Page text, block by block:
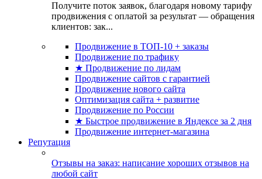
Получите поток заявок, благодаря новому тарифу
продвижения с оплатой за результат — обращения
клиентов: зак...
Продвижение в ТОП-10 + заказы
Продвижение по трафику
★ Продвижение по лидам
Продвижение сайтов с гарантией
Продвижение нового сайта
Оптимизация сайта + развитие
Продвижение по России
★ Быстрое продвижение в Яндексе за 2 дня
Продвижение интернет-магазина
Репутация
Отзывы на заказ: написание хороших отзывов на
любой сайт